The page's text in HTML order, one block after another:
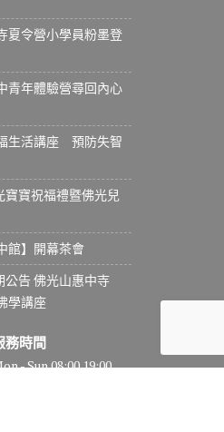
令營小學員粉墨登
年體驗營尋回內心
生活講座 預防失智
寶寶祝福禮暨佛光兒
館】開幕茶會
告 佛光山惠中寺
學講座
務時間
- Sun 08:00 19:00